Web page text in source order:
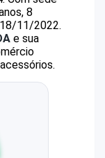
8
11/2022.
e sua